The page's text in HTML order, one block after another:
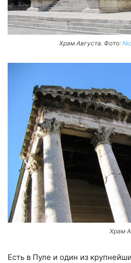
Храм Августа. Фото:
Храм
Есть в Пуле и один из